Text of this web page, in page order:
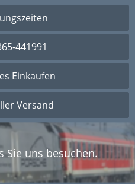
441991
Einkaufen
Versand
Sie uns besuchen.
im Onlineshop
Eck Kloppe.
Sie uns besuchen.
im Onlineshop
Eck Kloppe.